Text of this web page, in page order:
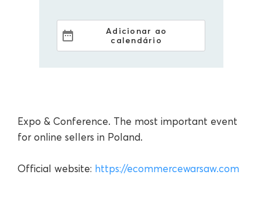
Expo & Conference. The most important event
for online sellers in Poland.
Official website: https://ecommercewarsaw.com
Adicionar ao
calendário